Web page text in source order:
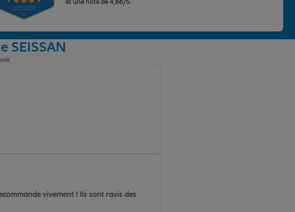
SEISSAN
vivement ! Ils sont ravis des